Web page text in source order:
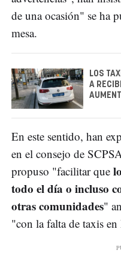
de una ocasión" se ha
mesa.
LOS
A
En este sentido, han
en el consejo de
propuso "facilitar que
todo el día o incluso
otras comunidades"
"con la falta de taxis